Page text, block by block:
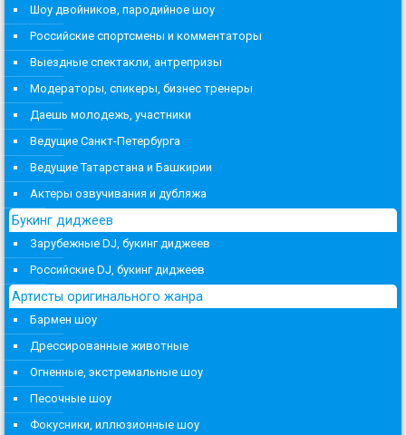
Шоу двойников, пародийное шоу
Российские спортсмены и комментаторы
Выездные спектакли, антрепризы
Модераторы, спикеры, бизнес тренеры
Даешь молодежь, участники
Ведущие Санкт-Петербурга
Ведущие Татарстана и Башкирии
Актеры озвучивания и дубляжа
Букинг диджеев
Зарубежные DJ, букинг диджеев
Российские DJ, букинг диджеев
Артисты оригинального жанра
Бармен шоу
Дрессированные животные
Огненные, экстремальные шоу
Песочные шоу
Фокусники, иллюзионные шоу